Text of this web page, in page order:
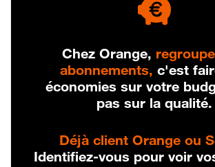
Chez Orange,
abonnements, c'est
économies sur votre
pas sur la qualité.
Déjà client Orange ou
Identifiez-vous pour voir